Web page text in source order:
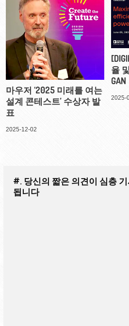
마우저 ‘2025 미래를 여는
설계 콘테스트’ 수상자 발
표
2025-12-02
율
GAN
2025-
#. 당신의 짧은 의견이 심층
됩니다